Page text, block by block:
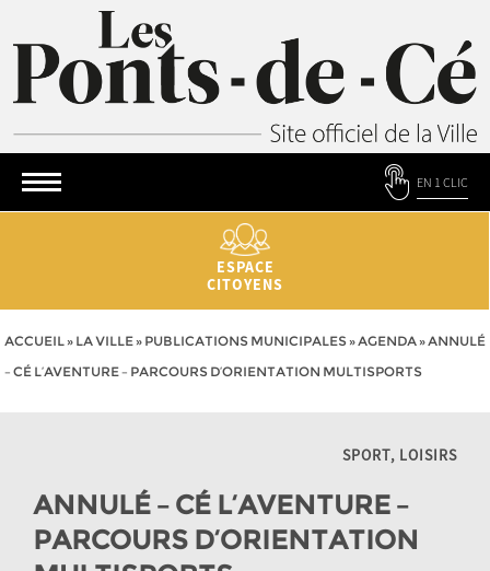
EN 1 CLIC
ESPACE
CITOYENS
ACCUEIL» LA VILLE» PUBLICATIONS MUNICIPALES»AGENDA»ANNULÉ
– CÉ L’AVENTURE – PARCOURS D’ORIENTATION MULTISPORTS
SPORT, LOISIRS
ANNULÉ – CÉ L’AVENTURE –
PARCOURS D’ORIENTATION